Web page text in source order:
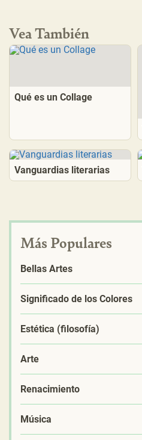
Vea También
Qué es un Collage
Vanguardias literarias
Más Populares
Bellas Artes
Significado de los Colores
Estética (filosofía)
Arte
Renacimiento
Música